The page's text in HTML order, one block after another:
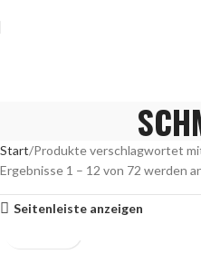
Start Produkte verschlagwortet
Ergebnisse 1 – 12 von 72 werden
Seitenleiste anzeigen